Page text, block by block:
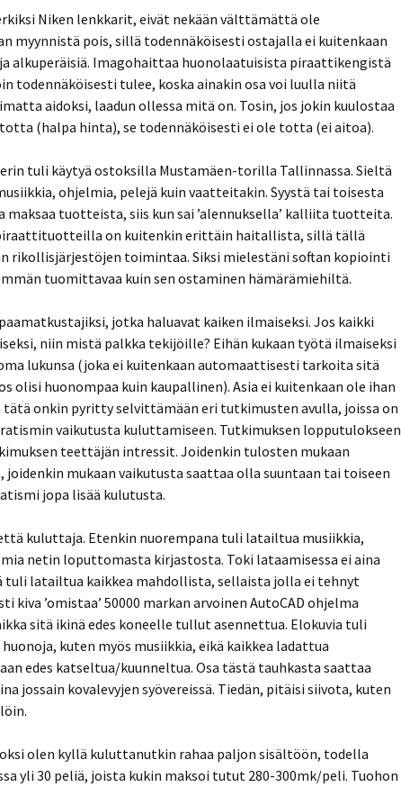
Niken lenkkarit, eivät nekään välttämättä ole
myynnistä pois, sillä todennäköisesti ostajalla ei kuitenkaan
alkuperäisiä. Imagohaittaa huonolaatuisista piraattikengistä
todennäköisesti tulee, koska ainakin osa voi luulla niitä
aidoksi, laadun ollessa mitä on. Tosin, jos jokin kuulostaa
(halpa hinta), se todennäköisesti ei ole totta (ei aitoa).
tuli käytyä ostoksilla Mustamäen-torilla Tallinnassa. Sieltä
ohjelmia, pelejä kuin vaatteitakin. Syystä tai toisesta
tuotteista, siis kun sai ’alennuksella’ kalliita tuotteita.
on kuitenkin erittäin haitallista, sillä tällä
rikollisjärjestöjen toimintaa. Siksi mielestäni softan kopiointi
tuomittavaa kuin sen ostaminen hämärämiehiltä.
jotka haluavat kaiken ilmaiseksi. Jos kaikki
niin mistä palkka tekijöille? Eihän kukaan työtä ilmaiseksi
lukunsa (joka ei kuitenkaan automaattisesti tarkoita sitä
olisi huonompaa kuin kaupallinen). Asia ei kuitenkaan ole ihan
tätä onkin pyritty selvittämään eri tutkimusten avulla, joissa on
vaikutusta kuluttamiseen. Tutkimuksen lopputulokseen
teettäjän intressit. Joidenkin tulosten mukaan
mukaan vaikutusta saattaa olla suuntaan tai toiseen
jopa lisää kulutusta.
kuluttaja. Etenkin nuorempana tuli latailtua musiikkia,
netin loputtomasta kirjastosta. Toki lataamisessa ei aina
tuli latailtua kaikkea mahdollista, sellaista jolla ei tehnyt
kiva ’omistaa’ 50000 markan arvoinen AutoCAD ohjelma
sitä ikinä edes koneelle tullut asennettua. Elokuvia tuli
kuten myös musiikkia, eikä kaikkea ladattua
edes katseltua/kuunneltua. Osa tästä tauhkasta saattaa
jossain kovalevyjen syövereissä. Tiedän, pitäisi siivota, kuten
olen kyllä kuluttanutkin rahaa paljon sisältöön, todella
yli 30 peliä, joista kukin maksoi tutut 280-300mk/peli. Tuohon